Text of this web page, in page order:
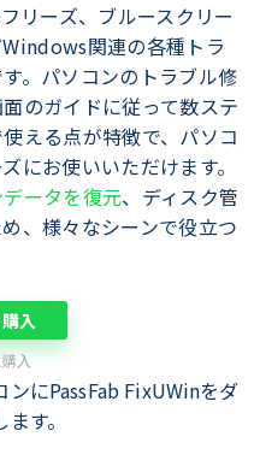
リーズ、ブルースクリー
関連の各種トラ
。パソコンのトラブル修
のガイドに従って数ステ
える点が特徴で、パソコ
にお使いいただけます。
ータを復元、ディスク管
、様々なシーンで役立つ
入
にPassFab FixUWinをダ
す。